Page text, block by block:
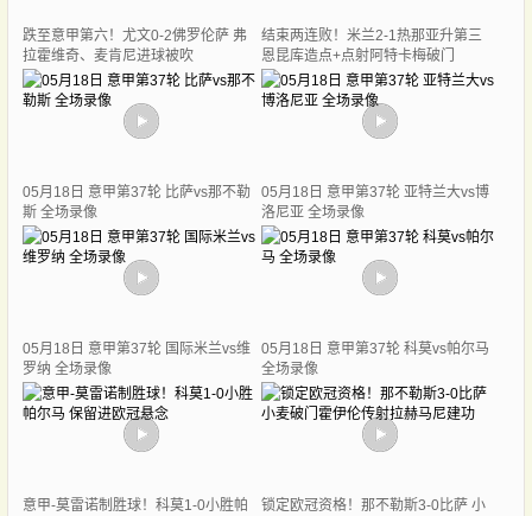
跌至意甲第六！尤文0-2佛罗伦萨 弗
拉霍维奇、麦肯尼进球被吹
结束两连败！米兰2-1热那亚升第三
恩昆库造点+点射阿特卡梅破门
05月18日 意甲第37轮 比萨vs那不勒
斯 全场录像
05月18日 意甲第37轮 亚特兰大vs博
洛尼亚 全场录像
05月18日 意甲第37轮 国际米兰vs维
罗纳 全场录像
05月18日 意甲第37轮 科莫vs帕尔马
全场录像
意甲-莫雷诺制胜球！科莫1-0小胜帕
锁定欧冠资格！那不勒斯3-0比萨 小